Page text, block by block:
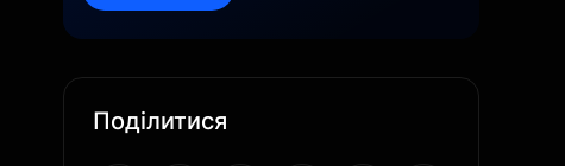
Поділитися